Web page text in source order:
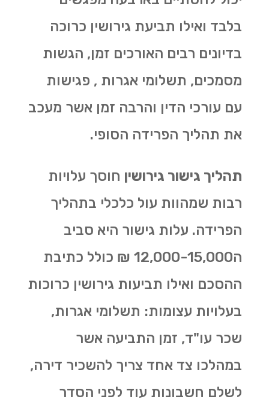
בלבד ואילו תביעת גירושין כרוכה
בדיונים רבים האורכים זמן, הגשות
מסמכים, תשלומי אגרות , פגישות
עם עורכי הדין והרבה זמן אשר מעכב
את תהליך הפרידה הסופי.
תהליך גישור גירושין חוסך עלויות
רבות שמהוות עול כלכלי בתהליך
הפרידה. עלות גישור היא סביב
ה12,000-15,000 ₪ כולל כתיבת
ההסכם ואילו תביעות גירושין כרוכות
בעלויות עצומות: תשלומי אגרות,
שכר עו"ד, זמן התביעה אשר
במהלכו צד אחד צריך להשכיר דירה,
לשלם חשבונות עוד לפני הסדר